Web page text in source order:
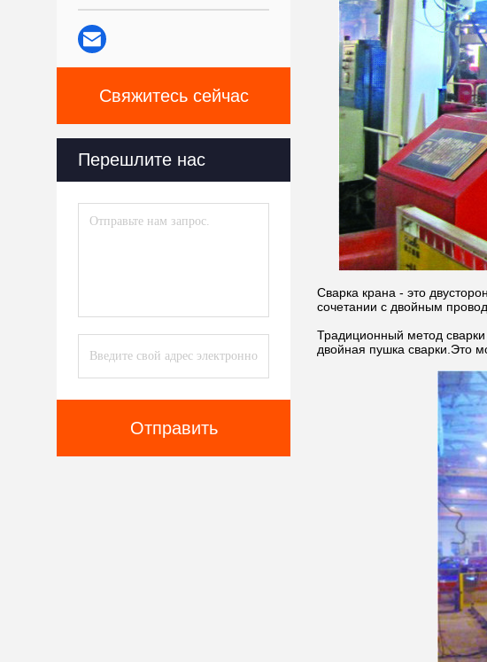
Свяжитесь сейчас
Перешлите нас
Отправить
Сварка крана - это
сочетании с двойным
Традиционный метод
двойная пушка сварки.Это